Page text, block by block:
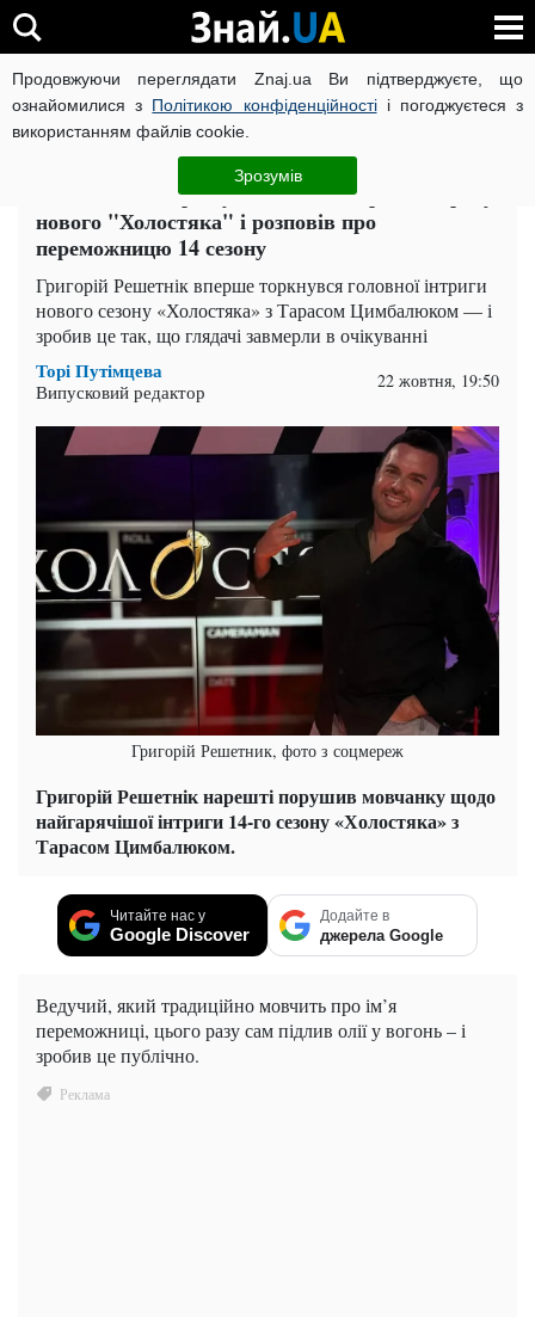
Продовжуючи переглядати Znaj.ua Ви підтверджуєте, що
ознайомилися з Політикою конфіденційностіі погоджуєтеся з
використанням файлів cookie.
Зрозумів
ВІЙНА РОСІЇ ПРОТИ УКРАЇНИ КОРОНАВІРУС В УКРАЇНІ
Шоу-бізнес ЧИТАТЬ НА РУССКОМ
"Не питайте, прошу": Решетнік зірвав інтригу
нового "Холостяка" і розповів про
переможницю 14 сезону
Григорій Решетнік вперше торкнувся головної інтриги
нового сезону «Холостяка» з Тарасом Цимбалюком — і
зробив це так, що глядачі завмерли в очікуванні
Торі Путімцева
Випусковий редактор 22 жовтня, 19:50
Григорій Решетник, фото з соцмереж
Григорій Решетнік нарешті порушив мовчанку щодо
найгарячішої інтриги 14-го сезону «Холостяка» з
Тарасом Цимбалюком.
Читайте нас у
Google Discover
Додайте в
джерела Google
Ведучий, який традиційно мовчить про ім’я
переможниці, цього разу сам підлив олії у вогонь – і
зробив це публічно.